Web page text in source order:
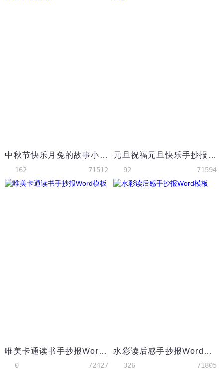
中秋节快乐月兔的故事小报手抄报Word模板
162 71512
元旦祝福元旦快乐手抄报Word模板
92 71594
唯美卡通读书手抄报Word模板
0 72427
水彩读后感手抄报Word模板
326 71805